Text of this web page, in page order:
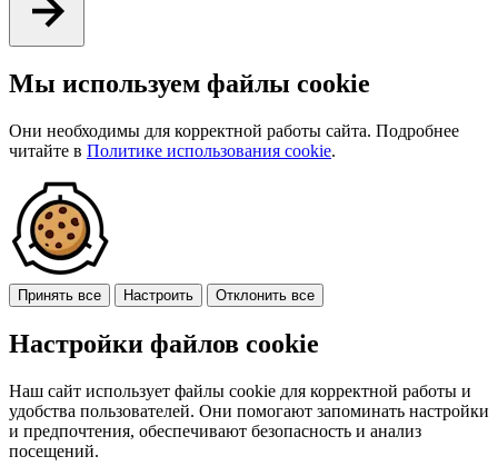
Мы используем файлы cookie
Они необходимы для корректной работы сайта. Подробнее
читайте в Политике использования cookie.
Принять все Настроить Отклонить все
Настройки файлов cookie
Наш сайт использует файлы cookie для корректной работы и
удобства пользователей. Они помогают запоминать настройки
и предпочтения, обеспечивают безопасность и анализ
посещений.